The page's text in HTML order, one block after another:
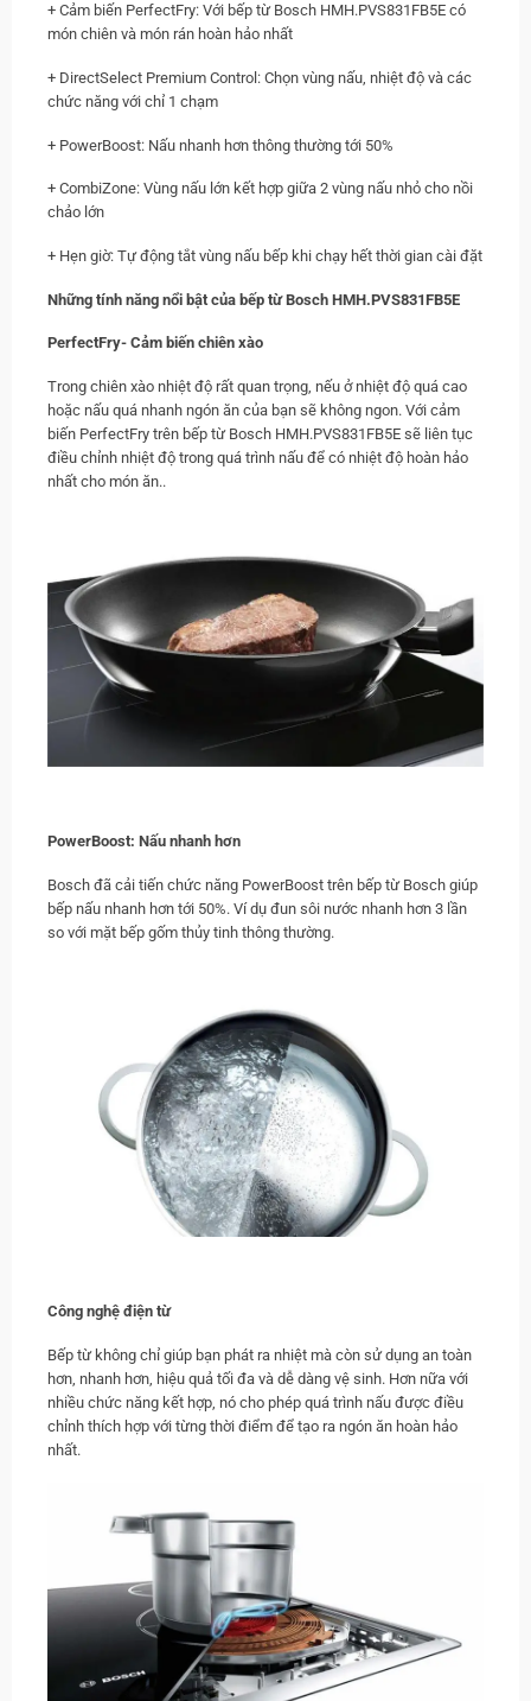
+ Cảm biến PerfectFry: Với bếp từ Bosch HMH.PVS831FB5E có
món chiên và món rán hoàn hảo nhất
+ DirectSelect Premium Control: Chọn vùng nấu, nhiệt độ và các
chức năng với chỉ 1 chạm
+ PowerBoost: Nấu nhanh hơn thông thường tới 50%
+ CombiZone: Vùng nấu lớn kết hợp giữa 2 vùng nấu nhỏ cho nồi
chảo lớn
+ Hẹn giờ: Tự động tắt vùng nấu bếp khi chạy hết thời gian cài đặt
Những tính năng nổi bật của bếp từ Bosch HMH.PVS831FB5E
PerfectFry- Cảm biến chiên xào
Trong chiên xào nhiệt độ rất quan trọng, nếu ở nhiệt độ quá cao
hoặc nấu quá nhanh ngón ăn của bạn sẽ không ngon. Với cảm
biến PerfectFry trên bếp từ Bosch HMH.PVS831FB5E sẽ liên tục
điều chỉnh nhiệt độ trong quá trình nấu để có nhiệt độ hoàn hảo
nhất cho món ăn..
PowerBoost: Nấu nhanh hơn
Bosch đã cải tiến chức năng PowerBoost trên bếp từ Bosch giúp
bếp nấu nhanh hơn tới 50%. Ví dụ đun sôi nước nhanh hơn 3 lần
so với mặt bếp gốm thủy tinh thông thường.
Công nghệ điện từ
Bếp từ không chỉ giúp bạn phát ra nhiệt mà còn sử dụng an toàn
hơn, nhanh hơn, hiệu quả tối đa và dễ dàng vệ sinh. Hơn nữa với
nhiều chức năng kết hợp, nó cho phép quá trình nấu được điều
chỉnh thích hợp với từng thời điểm để tạo ra ngón ăn hoàn hảo
nhất.